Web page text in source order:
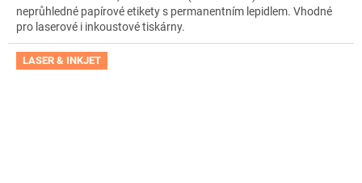
neprůhledné papírové etikety s permanentním lepidlem. Vhodné
pro laserové i inkoustové tiskárny.
LASER & INKJET